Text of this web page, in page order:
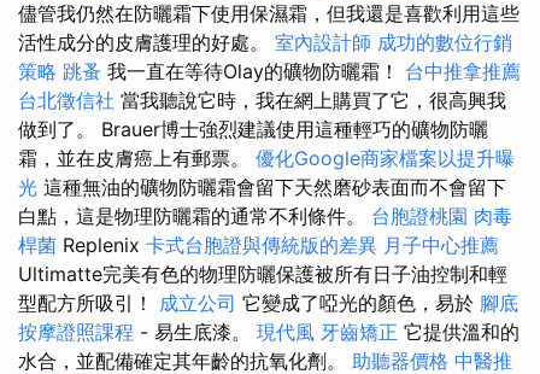
儘管我仍然在防曬霜下使用保濕霜，但我還是喜歡利用這些
活性成分的皮膚護理的好處。 室內設計師 成功的數位行銷
策略 跳蚤 我一直在等待Olay的礦物防曬霜！ 台中推拿推薦
台北徵信社 當我聽說它時，我在網上購買了它，很高興我
做到了。 Brauer博士強烈建議使用這種輕巧的礦物防曬
霜，並在皮膚癌上有郵票。 優化Google商家檔案以提升曝
光 這種無油的礦物防曬霜會留下天然磨砂表面而不會留下
白點，這是物理防曬霜的通常不利條件。 台胞證桃園 肉毒
桿菌 Replenix 卡式台胞證與傳統版的差異 月子中心推薦
Ultimatte完美有色的物理防曬保護被所有日子油控制和輕
型配方所吸引！ 成立公司 它變成了啞光的顏色，易於 腳底
按摩證照課程 - 易生底漆。 現代風 牙齒矯正 它提供溫和的
水合，並配備確定其年齡的抗氧化劑。 助聽器價格 中醫推